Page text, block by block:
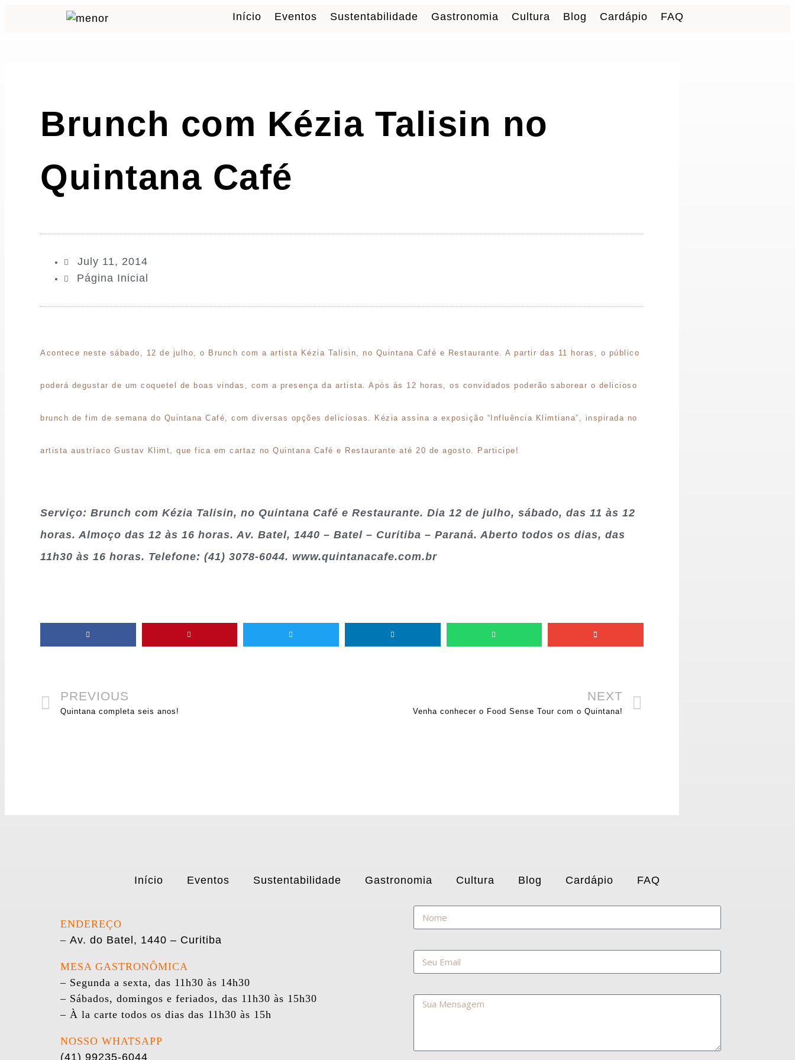
Início Eventos Sustentabilidade Gastronomia Cultura Blog Cardápio FAQ
Brunch com Kézia Talisin no
Quintana Café
July 11, 2014
Página Inicial
Acontece neste sábado, 12 de julho, o Brunch com a artista Kézia Talisin, no Quintana Café e Restaurante. A partir das 11 horas, o público
poderá degustar de um coquetel de boas vindas, com a presença da artista. Após às 12 horas, os convidados poderão saborear o delicioso
brunch de fim de semana do Quintana Café, com diversas opções deliciosas. Kézia assina a exposição “Influência Klimtiana”, inspirada no
artista austríaco Gustav Klimt, que fica em cartaz no Quintana Café e Restaurante até 20 de agosto. Participe!
Serviço: Brunch com Kézia Talisin, no Quintana Café e Restaurante. Dia 12 de julho, sábado, das 11 às 12
horas. Almoço das 12 às 16 horas. Av. Batel, 1440 – Batel – Curitiba – Paraná. Aberto todos os dias, das
11h30 às 16 horas. Telefone: (41) 3078-6044. www.quintanacafe.com.br
PREVIOUS
Quintana completa seis anos!
NEXT
Venha conhecer o Food Sense Tour com o Quintana!
Início Eventos Sustentabilidade Gastronomia Cultura Blog Cardápio FAQ
ENDEREÇO
– Av. do Batel, 1440 – Curitiba
MESA GASTRONÔMICA
– Segunda a sexta, das 11h30 às 14h30
– Sábados, domingos e feriados, das 11h30 às 15h30
– À la carte todos os dias das 11h30 às 15h
NOSSO WHATSAPP
(41) 99235-6044